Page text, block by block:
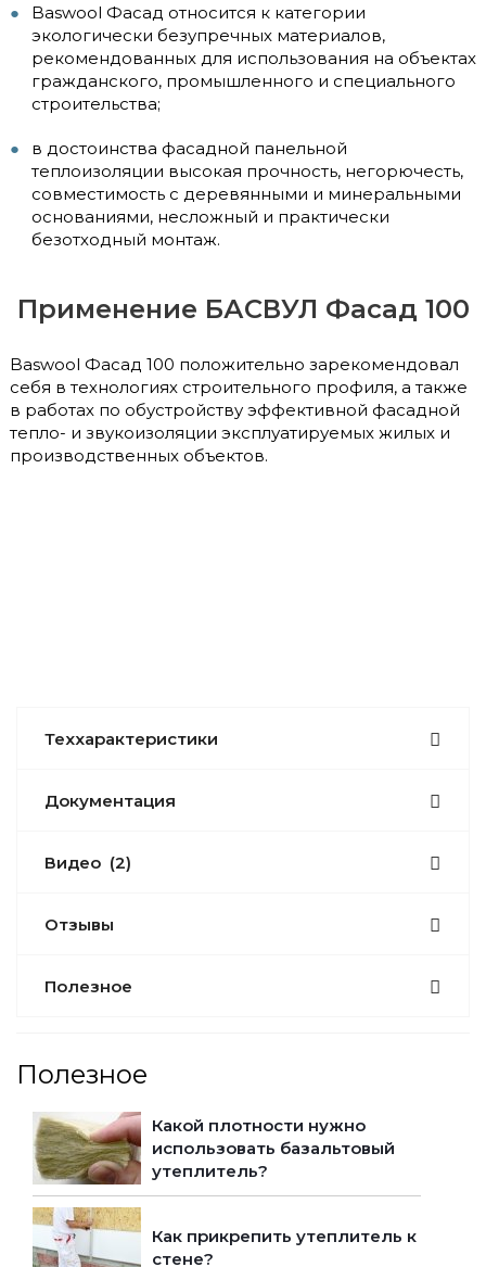
Baswool Фасад относится к категории
экологически безупречных материалов,
рекомендованных для использования на объектах
гражданского, промышленного и специального
строительства;
в достоинства фасадной панельной
теплоизоляции высокая прочность, негорючесть,
совместимость с деревянными и минеральными
основаниями, несложный и практически
безотходный монтаж.
Применение БАСВУЛ Фасад 100
Baswool Фасад 100 положительно зарекомендовал
себя в технологиях строительного профиля, а также
в работах по обустройству эффективной фасадной
тепло- и звукоизоляции эксплуатируемых жилых и
производственных объектов.
Теххарактеристики
Документация
Видео (2)
Отзывы
Полезное
Полезное
Какой плотности нужно
использовать базальтовый
утеплитель?
Как прикрепить утеплитель к
стене?